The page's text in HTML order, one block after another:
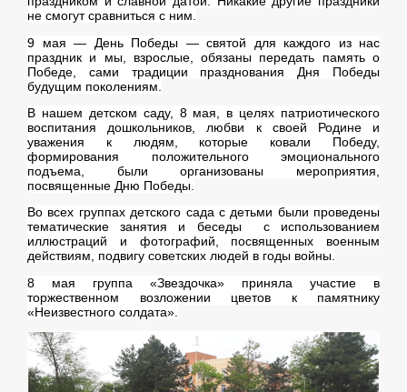
не смогут сравниться с ним.
9 мая — День Победы — святой для каждого из нас
праздник и мы, взрослые, обязаны передать память о
Победе, сами традиции празднования Дня Победы
будущим поколениям.
В нашем детском саду, 8 мая, в целях патриотического
воспитания дошкольников, любви к своей Родине и
уважения к людям, которые ковали Победу,
формирования положительного эмоционального
подъема, были организованы мероприятия,
посвященные Дню Победы.
Во всех группах детского сада с детьми были проведены
тематические занятия и беседы с использованием
иллюстраций и фотографий, посвященных военным
действиям, подвигу советских людей в годы войны.
8 мая группа «Звездочка» приняла участие в
торжественном возложении цветов к памятнику
«Неизвестного солдата».